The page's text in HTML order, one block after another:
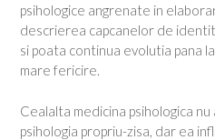
psihologice angrenate in
descrierea capcanelor de
si poata continua evolutia pana
mare fericire.
Cealalta medicina psihologica
psihologia propriu-zisa, dar ea